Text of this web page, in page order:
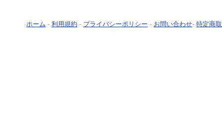
ホーム - 利用規約 - プライバシーポリシー - お問い合わせ- 特定商